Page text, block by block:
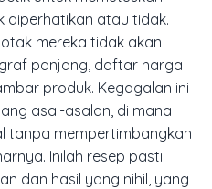
diperhatikan atau tidak.
mereka tidak akan
panjang, daftar harga
produk. Kegagalan ini
asal-asalan, di mana
tanpa mempertimbangkan
Inilah resep pasti
dan hasil yang nihil, yang